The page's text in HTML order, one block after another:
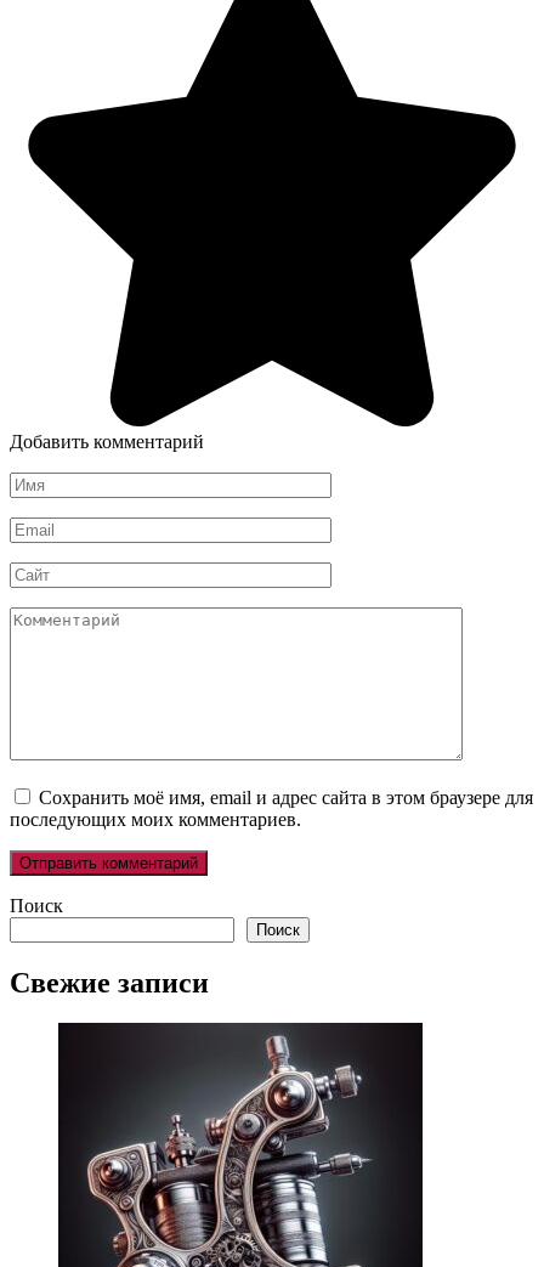
Добавить комментарий
Имя
*
Email
*
Сайт
Комментарий
Сохранить моё имя, email и адрес сайта в этом браузере для
последующих моих комментариев.
Поиск
Поиск
Свежие записи